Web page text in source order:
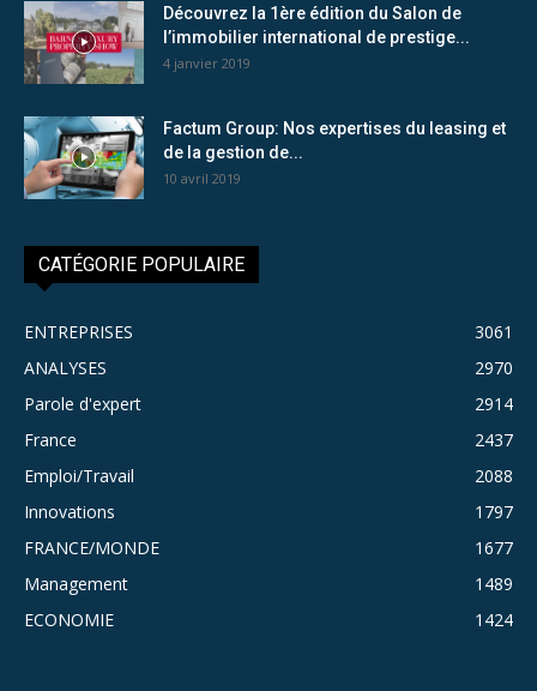
Découvrez la 1ère édition du Salon de
l’immobilier international de prestige...
4 janvier 2019
Factum Group: Nos expertises du leasing et
de la gestion de...
10 avril 2019
CATÉGORIE POPULAIRE
ENTREPRISES
3061
ANALYSES
2970
Parole d'expert
2914
France
2437
Emploi/Travail
2088
Innovations
1797
FRANCE/MONDE
1677
Management
1489
ECONOMIE
1424